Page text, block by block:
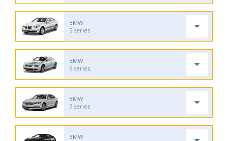
BMW
5 series
BMW
6 series
BMW
7 series
BMW